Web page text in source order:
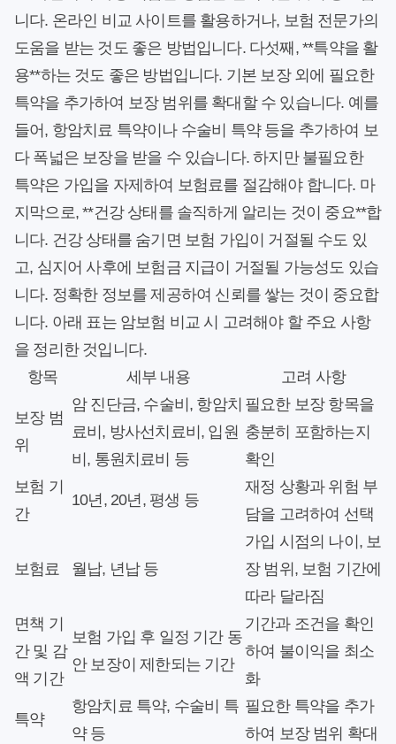
니다. 온라인 비교 사이트를 활용하거나, 보험 전문가의
도움을 받는 것도 좋은 방법입니다. 다섯째, **특약을 활
용**하는 것도 좋은 방법입니다. 기본 보장 외에 필요한
특약을 추가하여 보장 범위를 확대할 수 있습니다. 예를
들어, 항암치료 특약이나 수술비 특약 등을 추가하여 보
다 폭넓은 보장을 받을 수 있습니다. 하지만 불필요한
특약은 가입을 자제하여 보험료를 절감해야 합니다. 마
지막으로, **건강 상태를 솔직하게 알리는 것이 중요**합
니다. 건강 상태를 숨기면 보험 가입이 거절될 수도 있
고, 심지어 사후에 보험금 지급이 거절될 가능성도 있습
니다. 정확한 정보를 제공하여 신뢰를 쌓는 것이 중요합
니다. 아래 표는 암보험 비교 시 고려해야 할 주요 사항
을 정리한 것입니다.
항목
세부 내용 고려 사항
보장 범
위
암 진단금, 수술비, 항암치
료비, 방사선치료비, 입원
비, 통원치료비 등
필요한 보장 항목을
충분히 포함하는지
확인
보험 기
간
10년, 20년, 평생 등
재정 상황과 위험 부
담을 고려하여 선택
보험료 월납, 년납 등
가입 시점의 나이, 보
장 범위, 보험 기간에
따라 달라짐
면책 기
간 및 감
액 기간
보험 가입 후 일정 기간 동
안 보장이 제한되는 기간
기간과 조건을 확인
하여 불이익을 최소
화
특약
항암치료 특약, 수술비 특
약 등
필요한 특약을 추가
하여 보장 범위 확대